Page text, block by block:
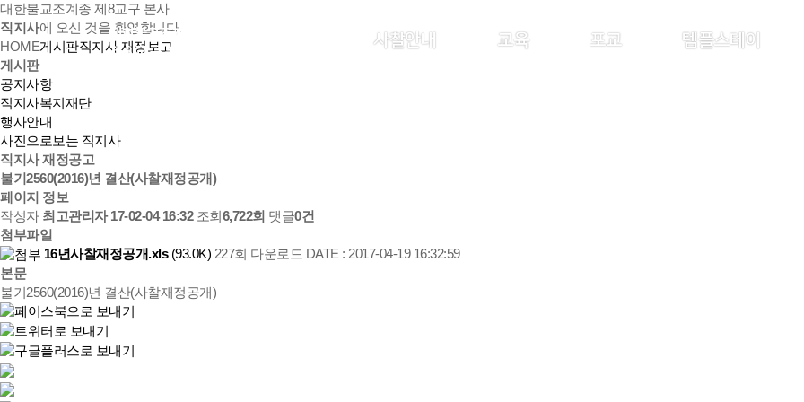
사찰안내 교육 포교 템플스테이
대한불교조계종 제8교구 본사
직지사에 오신 것을 환영합니다.
HOME게시판직지사 재정보고
게시판
공지사항
직지사복지재단
행사안내
사진으로보는 직지사
직지사 재정공고
불기2560(2016)년 결산(사찰재정공개)
페이지 정보
작성자 최고관리자 17-02-04 16:32조회 6,722회 댓글0건
첨부파일
16년사찰재정공개.xls(93.0K) 227회 다운로드 DATE : 2017-04-19 16:32:59
본문
불기2560(2016)년 결산(사찰재정공개)